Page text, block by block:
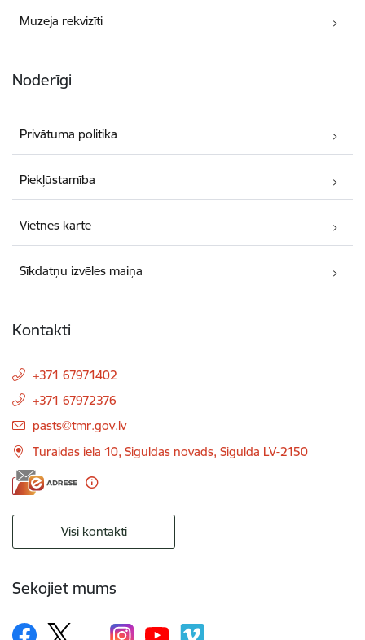
Muzeja rekvizīti
Noderīgi
Privātuma politika
Piekļūstamība
Vietnes karte
Sīkdatņu izvēles maiņa
Kontakti
+371 67971402
+371 67972376
E-pasts:
pasts@tmr.gov.lv
Turaidas iela 10, Siguldas novads, Sigulda LV-2150
Visi kontakti
Sekojiet mums